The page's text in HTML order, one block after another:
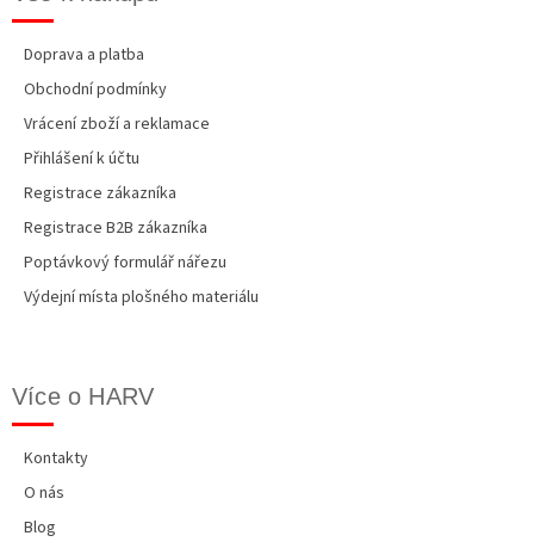
Doprava a platba
Obchodní podmínky
Vrácení zboží a reklamace
Přihlášení k účtu
Registrace zákazníka
Registrace B2B zákazníka
Poptávkový formulář nářezu
Výdejní místa plošného materiálu
Více o HARV
Kontakty
O nás
Blog